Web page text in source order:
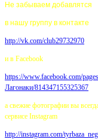
Не забываем добавлятся
в нашу группу в контакте
http://vk.com/club29732970
и в Facebook
https://www.facebook.com/
Лагонаки/814347155325367
а свежие фотографии вы
сервисе Instagram
http://instagram.com/